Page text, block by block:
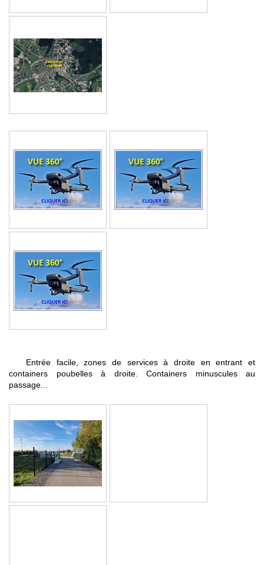
Entrée facile, zones de services à droite en entrant et
containers poubelles à droite. Containers minuscules au
passage...